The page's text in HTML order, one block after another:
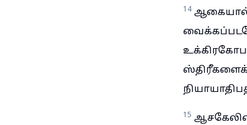
14 ஆகையால்
15